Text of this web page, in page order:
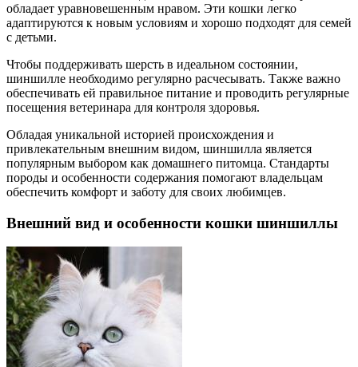
обладает уравновешенным нравом. Эти кошки легко
адаптируются к новым условиям и хорошо подходят для семей
с детьми.
Чтобы поддерживать шерсть в идеальном состоянии,
шиншилле необходимо регулярно расчесывать. Также важно
обеспечивать ей правильное питание и проводить регулярные
посещения ветеринара для контроля здоровья.
Обладая уникальной историей происхождения и
привлекательным внешним видом, шиншилла является
популярным выбором как домашнего питомца. Стандарты
породы и особенности содержания помогают владельцам
обеспечить комфорт и заботу для своих любимцев.
Внешний вид и особенности кошки шиншиллы